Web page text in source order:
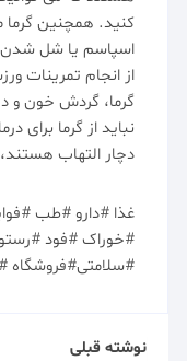
کنید. همچنین گرما
اسپاسم یا شل شدن
از انجام تمرینات
گرما، گردش خون و
نباید از گرما
دچار التهاب
غذا #دارو #طب
#خوراک #فود
#سلامتی#فروشگاه
نوشته قبلی